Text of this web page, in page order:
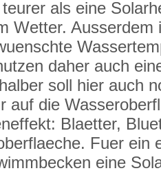
als eine
Wetter.
daher auch
soll hier auch
auf die
Blaetter,
Fuer ein
eine